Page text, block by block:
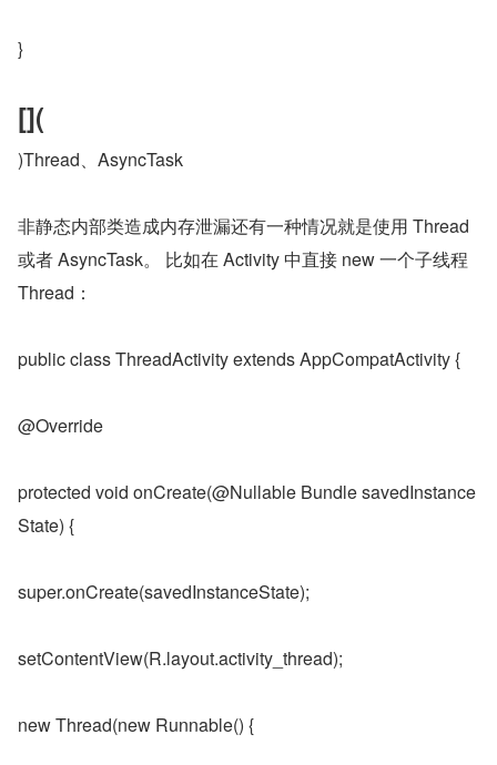
}
[](
)Thread、AsyncTask
非静态内部类造成内存泄漏还有一种情况就是使用 Thread
或者 AsyncTask。 比如在 Activity 中直接 new 一个子线程
Thread：
public class ThreadActivity extends AppCompatActivity {
@Override
protected void onCreate(@Nullable Bundle savedInstance
State) {
super.onCreate(savedInstanceState);
setContentView(R.layout.activity_thread);
new Thread(new Runnable() {